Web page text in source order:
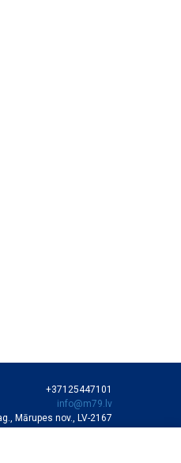
+37125447101
info@m79.lv
Mārupes nov., LV-2167